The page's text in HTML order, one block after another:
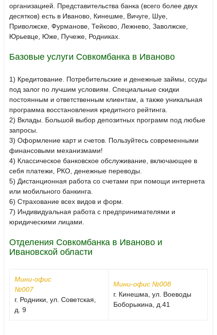
организацией. Представительства банка (всего более двух
десятков) есть в Иваново, Кинешме, Вичуге, Шуе,
Приволжске, Фурманове, Тейково, Лежнево, Заволжске,
Юрьевце, Юже, Пучеже, Родниках.
Базовые услуги Совкомбанка в Иваново
1) Кредитование. Потребительские и денежные займы, ссуды
под залог по лучшим условиям. Специальные скидки
постоянным и ответственным клиентам, а также уникальная
программа восстановления кредитного рейтинга.
2) Вклады. Большой выбор депозитных программ под любые
запросы.
3) Оформление карт и счетов. Пользуйтесь современными
финансовыми механизмами!
4) Классическое банковское обслуживание, включающее в
себя платежи, РКО, денежные переводы.
5) Дистанционная работа со счетами при помощи интернета
или мобильного банкинга.
6) Страхование всех видов и форм.
7) Индивидуальная работа с предпринимателями и
юридическими лицами.
Отделения Совкомбанка в Иваново и
Ивановской области
Мини-офис
№007
г. Родники, ул. Советская,
д. 9
Мини-офис №008
г. Кинешма, ул. Воеводы
Боборыкина, д.41